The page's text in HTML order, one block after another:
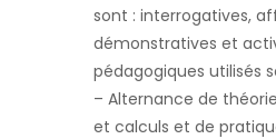
sont : interrogatives,
démonstratives et
pédagogiques utilisés
– Alternance de
et calculs et de